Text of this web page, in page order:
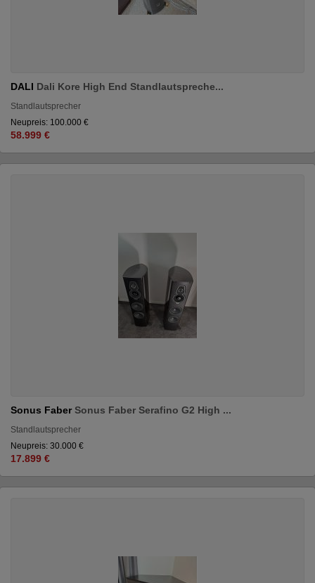
DALI Dali Kore High End Standlautspreche...
Standlautsprecher
Neupreis: 100.000 €
58.999 €
Sonus FaberSonus Faber Serafino G2 High ...
Standlautsprecher
Neupreis: 30.000 €
17.899 €